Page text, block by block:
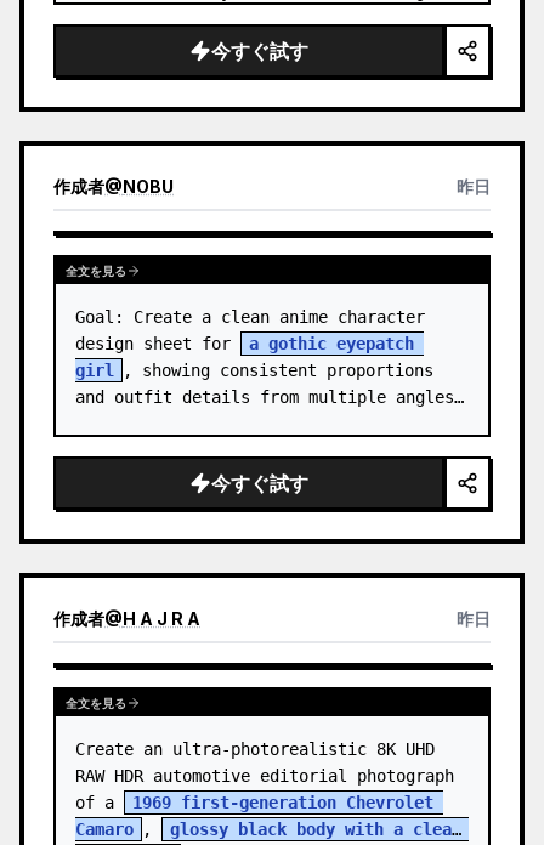
moving cars, soft streetlights,…
今すぐ試す
作成者@NOBU 昨日
全文を見る
Goal: Create a clean anime character
design sheet for
a gothic eyepatch
girl
, showing consistent proportions
and outfit details from multiple angles.
character sheet, about 16…
今すぐ試す
作成者@H A J R A 昨日
全文を見る
Create an ultra-photorealistic 8K UHD
RAW HDR automotive editorial photograph
of a
1969 first-generation Chevrolet
Camaro
,
glossy black body with a clean